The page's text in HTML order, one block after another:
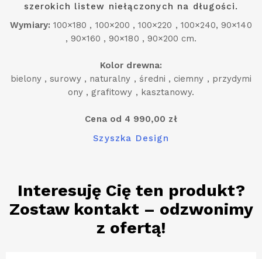
szerokich listew niełączonych na długości.
Wymiary: 100×180 , 100×200 , 100×220 , 100×240, 90×140
, 90×160 , 90×180 , 90×200 cm.
Kolor drewna:
bielony , surowy , naturalny , średni , ciemny , przydymi
ony , grafitowy , kasztanowy.
Cena od 4 990,00 zł
Szyszka Design
Interesuję Cię ten produkt?
Zostaw kontakt – odzwonimy
z ofertą!